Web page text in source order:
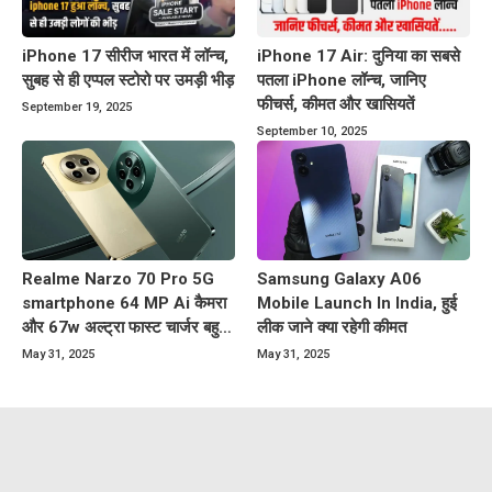
iPhone 17 सीरीज भारत में लॉन्च,
सुबह से ही एप्पल स्टोरो पर उमड़ी भीड़
September 19, 2025
iPhone 17 Air: दुनिया का सबसे
पतला iPhone लॉन्च, जानिए
फीचर्स, कीमत और खासियतें
September 10, 2025
Realme Narzo 70 Pro 5G
smartphone 64 MP Ai कैमरा
और 67w अल्ट्रा फास्ट चार्जर बहुत
कम कीमत पर
May 31, 2025
Samsung Galaxy A06
Mobile Launch In India, हुई
लीक जाने क्या रहेगी कीमत
May 31, 2025